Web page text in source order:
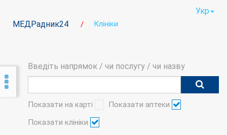
МЕДРадник24 / Клініки
Укр
Введіть напрямок / чи послугу / чи назву
Показати на карті
Показати аптеки
Показати клініки